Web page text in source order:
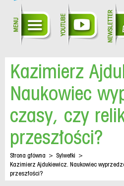
Kazimierz
Naukowiec
czasy, czy
przeszłości?
Strona główna > Sylwetki >
Kazimierz Ajdukiewicz. Naukowiec
przeszłości?